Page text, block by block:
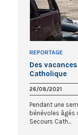
REPORTAGE
Des
Catholique
26/08/2021
Pendant une
bénévoles âgés
Secours Cath...